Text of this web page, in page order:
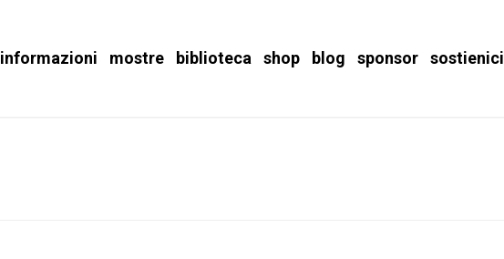
informazioni mostre biblioteca shop blog sponsor sostienici